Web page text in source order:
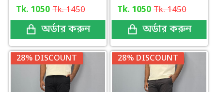
Tk. 1050 Tk. 1450
অর্ডার করুন
Tk. 1050 Tk. 1450
অর্ডার করুন
28% DISCOUNT 28% DISCOUNT